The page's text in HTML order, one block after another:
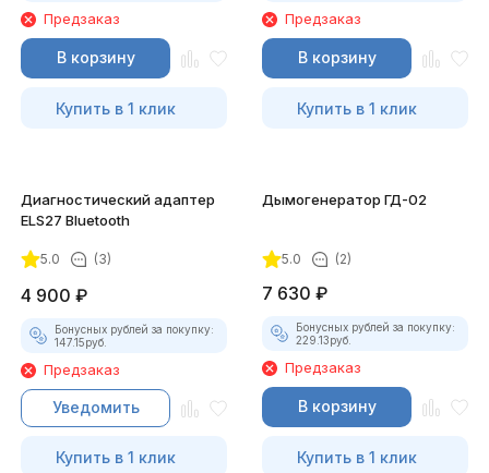
Предзаказ
В корзину
Купить в 1 клик
Предзаказ
В корзину
Купить в 1 клик
Диагностический адаптер
ELS27 Bluetooth
5.0 (3)
4 900 ₽
Бонусных рублей за покупку:
147.15руб.
Предзаказ
Уведомить
Купить в 1 клик
Дымогенератор ГД-02
5.0 (2)
7 630 ₽
Бонусных рублей за покупку:
229.13руб.
Предзаказ
В корзину
Купить в 1 клик